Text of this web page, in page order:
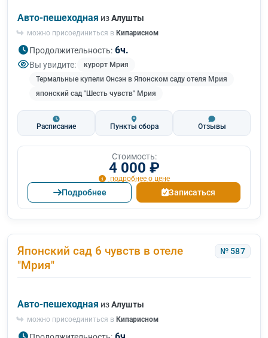
Авто-пешеходная изАлушты
можно присоединиться в Кипарисном
Продолжительность: 6ч.
Вы увидите:
курорт Мрия
Термальные купели Онсэн в Японском саду отеля Мрия
японский сад "Шесть чувств" Мрия
Расписание Пункты сбора Отзывы
Стоимость:
4 000 ₽
подробнее о цене
Подробнее Записаться
Японский сад 6 чувств в отеле
"Мрия"
№ 587
Авто-пешеходная изАлушты
можно присоединиться в Кипарисном